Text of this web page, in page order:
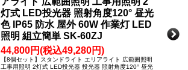
灯式 LED投光器 照射角度120° 昼光
色 IP65 防水 屋外 60W 作業灯 LED
照明 組立簡単 SK-60ZJ
44,800円(税込49,280円)
【8個セット】スタンドライト エリアライト 広範囲照明
工事用照明 2灯式 LED投光器 投光器 照射角度120° 昼光